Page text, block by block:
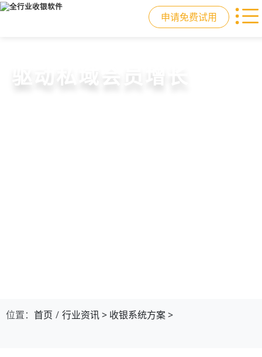
申请免费试用
门店收银，就用店易
重塑门店运营体验
驱动私域会员增长
快速拓展生意边界
位置： 首页 行业资讯> 收银系统方案>